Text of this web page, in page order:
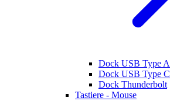
Dock USB Type A
Dock USB Type C
Dock Thunderbolt
Tastiere - Mouse